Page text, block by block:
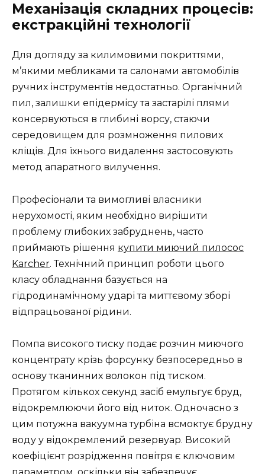
Механізація складних процесів:
екстракційні технології
Для догляду за килимовими покриттями,
м’якими мебликами та салонами автомобілів
ручних інструментів недостатньо. Органічний
пил, залишки епідермісу та застарілі плями
консервуються в глибині ворсу, стаючи
середовищем для розмноження пилових
кліщів. Для їхнього видалення застосовують
метод апаратного вилучення.
Професіонали та вимогливі власники
нерухомості, яким необхідно вирішити
проблему глибоких забруднень, часто
приймають рішення купити миючий пилосос
Karcher. Технічний принцип роботи цього
класу обладнання базується на
гідродинамічному ударі та миттєвому зборі
відпрацьованої рідини.
Помпа високого тиску подає розчин миючого
концентрату крізь форсунку безпосередньо в
основу тканинних волокон під тиском.
Протягом кількох секунд засіб емульгує бруд,
відокремлюючи його від ниток. Одночасно з
цим потужна вакуумна турбіна всмоктує брудну
воду у відокремлений резервуар. Високий
коефіцієнт розрідження повітря є ключовим